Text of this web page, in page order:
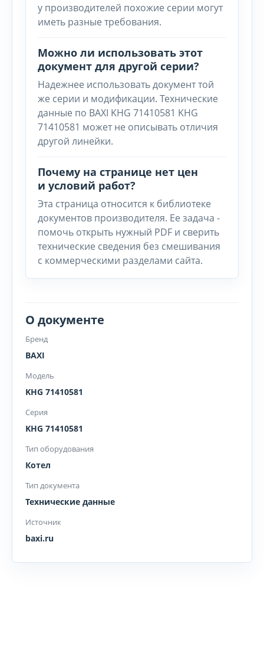
у производителей похожие серии могут
иметь разные требования.
Можно ли использовать этот
документ для другой серии?
Надежнее использовать документ той
же серии и модификации. Технические
данные по BAXI KHG 71410581 KHG
71410581 может не описывать отличия
другой линейки.
Почему на странице нет цен
и условий работ?
Эта страница относится к библиотеке
документов производителя. Ее задача -
помочь открыть нужный PDF и сверить
технические сведения без смешивания
с коммерческими разделами сайта.
О документе
Бренд
BAXI
Модель
KHG 71410581
Серия
KHG 71410581
Тип оборудования
Котел
Тип документа
Технические данные
Источник
baxi.ru